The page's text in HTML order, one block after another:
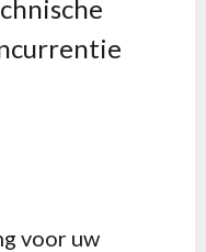
voor uw